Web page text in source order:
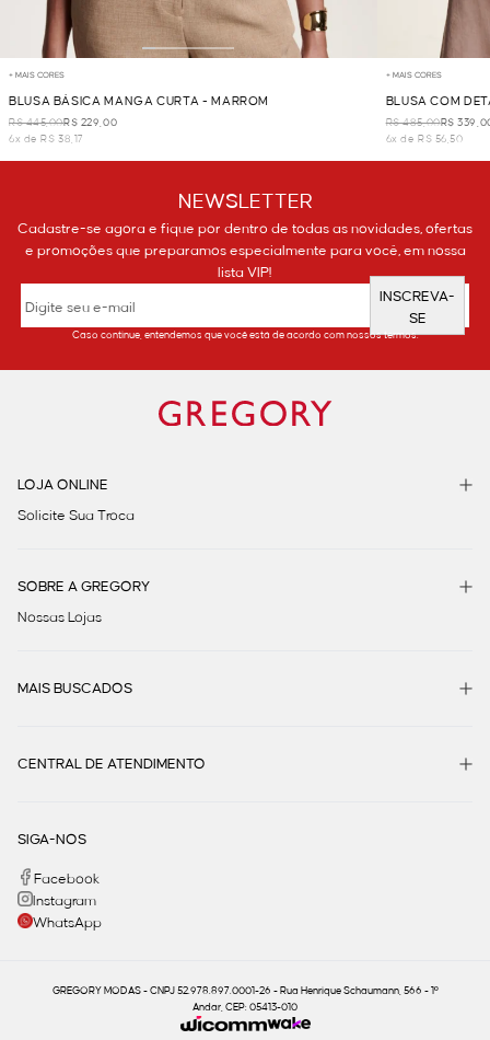
+ MAIS CORES
BLUSA BÁSICA MANGA CURTA - MARROM
R$ 445,00R$ 229,00
6x de R$ 38,17
+ MAIS CORES
BLUSA COM
R$ 485,00R$
6x de R$ 56,50
NEWSLETTER
Cadastre-se agora e fique por dentro de todas as novidades, ofertas
e promoções que preparamos especialmente para você, em nossa
lista VIP!
INSCREVA-
SE
Caso continue, entendemos que você está de acordo com nossos termos.
LOJA ONLINE
Solicite Sua Troca
SOBRE A GREGORY
Nossas Lojas
MAIS BUSCADOS
CENTRAL DE ATENDIMENTO
SIGA-NOS
Facebook
Instagram
WhatsApp
GREGORY MODAS - CNPJ 52.978.897.0001-26 - Rua Henrique Schaumann, 566 - 1º
Andar, CEP: 05413-010